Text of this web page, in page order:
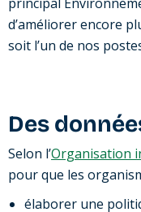
d’améliorer encore
soit l’un de nos
Des
Selon l’Organisation
pour que les
élaborer une